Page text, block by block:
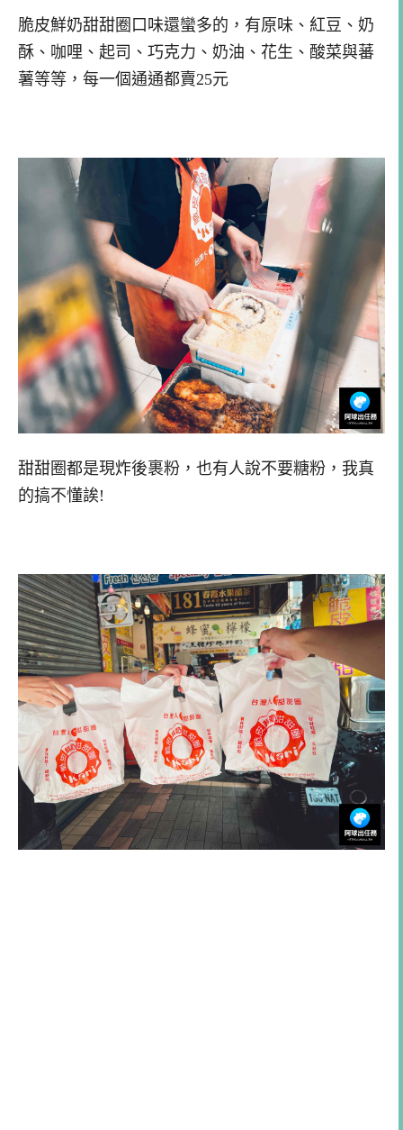
脆皮鮮奶甜甜圈口味還蠻多的，有原味、紅豆、奶
酥、咖哩、起司、巧克力、奶油、花生、酸菜與蕃
薯等等，每一個通通都賣25元
甜甜圈都是現炸後裹粉，也有人說不要糖粉，我真
的搞不懂誒!